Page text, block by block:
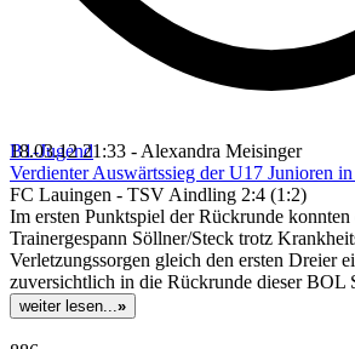
B1-Jugend
18.03.12 21:33 - Alexandra Meisinger
Verdienter Auswärtssieg der U17 Junioren
FC Lauingen - TSV Aindling 2:4 (1:2)
Im ersten Punktspiel der Rückrunde
Trainergespann Söllner/Steck trotz
Verletzungssorgen gleich den ersten Dreier
zuversichtlich in die Rückrunde dieser BOL
weiter lesen...»